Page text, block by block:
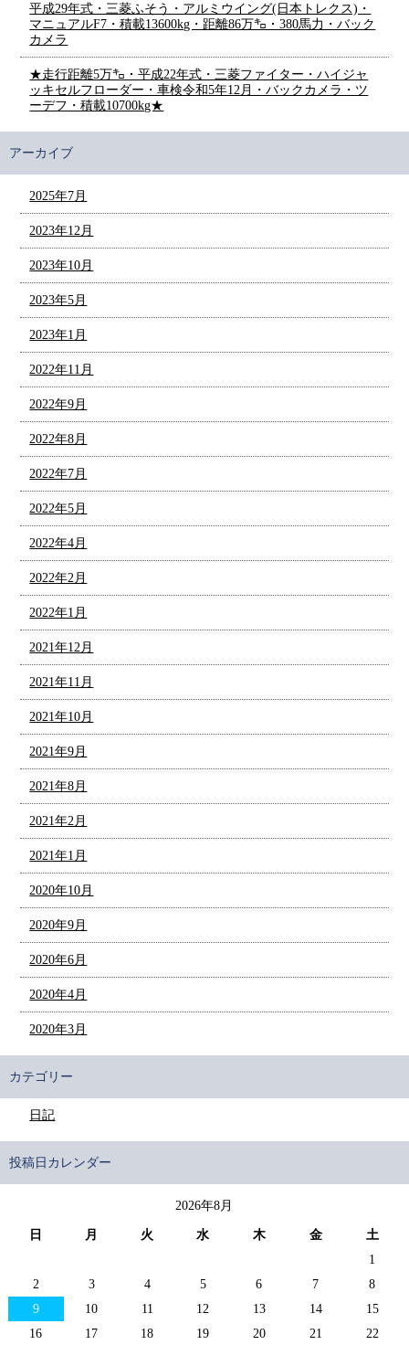
平成29年式・三菱ふそう・アルミウイング(日本トレクス)・
マニュアルF7・積載13600kg・距離86万㌔・380馬力・バック
カメラ
★走行距離5万㌔・平成22年式・三菱ファイター・ハイジャ
ッキセルフローダー・車検令和5年12月・バックカメラ・ツ
ーデフ・積載10700kg★
アーカイブ
2025年7月
2023年12月
2023年10月
2023年5月
2023年1月
2022年11月
2022年9月
2022年8月
2022年7月
2022年5月
2022年4月
2022年2月
2022年1月
2021年12月
2021年11月
2021年10月
2021年9月
2021年8月
2021年2月
2021年1月
2020年10月
2020年9月
2020年6月
2020年4月
2020年3月
カテゴリー
日記
投稿日カレンダー
2026年8月
日 月 火 水 木 金
土
1
2
3 4 5 6 7
8
9
10 11 12 13 14
15
16
17 18 19 20 21 22